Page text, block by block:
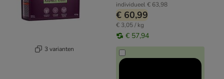
3 varianten
individueel€ 63,98
€ 60,99
€ 3,05 / kg
€ 57,94